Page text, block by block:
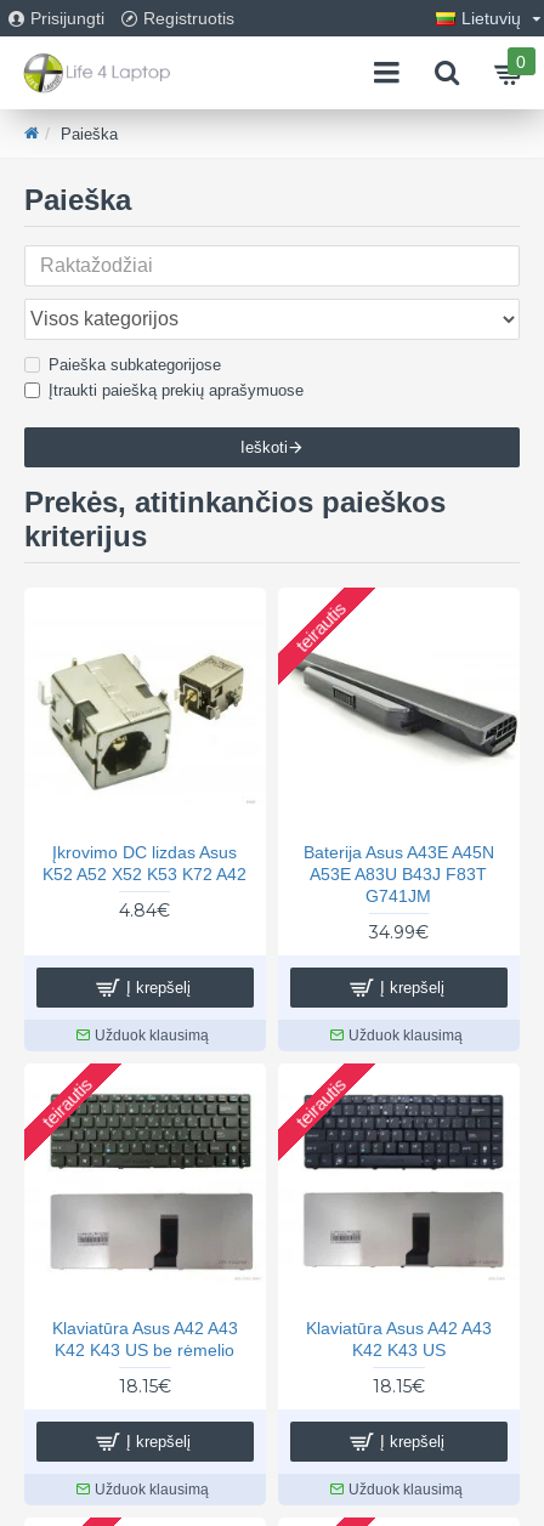
Prisijungti Registruotis Lietuvių
0
Paieška
Paieška
Paieška subkategorijose
Įtraukti paiešką prekių aprašymuose
Ieškoti
Prekės, atitinkančios paieškos
kriterijus
Įkrovimo DC lizdas Asus
K52 A52 X52 K53 K72 A42
4.84€
Į krepšelį
Užduok klausimą
teirautis
Baterija Asus A43E A45N
A53E A83U B43J F83T
G741JM
34.99€
Į krepšelį
Užduok klausimą
teirautis
Klaviatūra Asus A42 A43
K42 K43 US be rėmelio
18.15€
Į krepšelį
Užduok klausimą
teirautis
Klaviatūra Asus A42 A43
K42 K43 US
18.15€
Į krepšelį
Užduok klausimą